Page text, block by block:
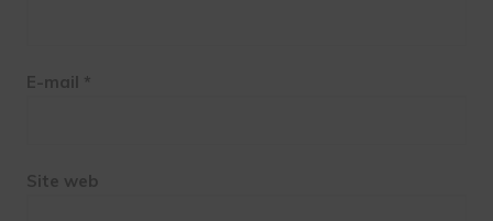
E-mail *
Site web